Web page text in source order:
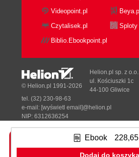
value with AI
Look before you
GenAI Models
Its Time to Demystify
The componentry
A unified,
with an
a-product
A
an engine
The modality
AI
Ebook 228,65
Dodaj do koszyka
Videopoint.pl
Beya.pl
Czytalisek.pl
Sploty
Biblio.Ebookpoint.pl
Tonik.pl
© Helion.pl 1991-2026
Helion.pl sp. z o.o.
ul. Kościuszki 1c
44-100 Gliwice
tel. (32) 230-98-63
e-mail: [wyświetl email]@helion.pl
NIP: 6312636254